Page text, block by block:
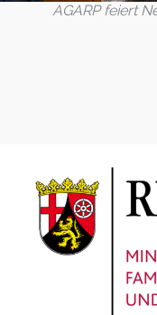
AGARP feiert